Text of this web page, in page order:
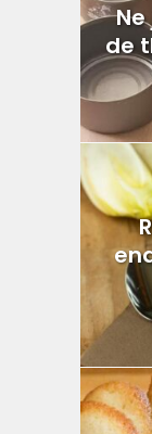
de